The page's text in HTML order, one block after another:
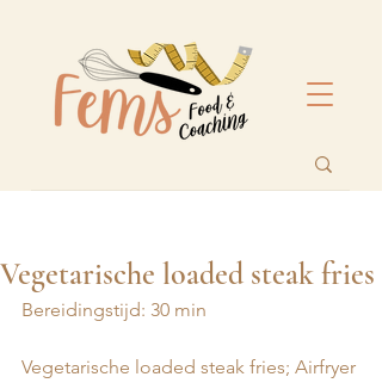
Vegetarische loaded steak fries
Bereidingstijd: 30 min
Vegetarische loaded steak fries; Airfryer